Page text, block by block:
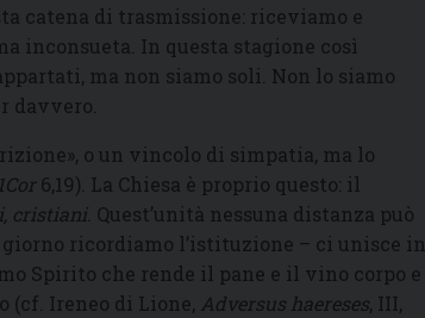
catena di trasmissione: riceviamo e
inconsueta. In questa stagione così
ma non siamo soli. Non lo siamo
davvero.
o un vincolo di simpatia, ma lo
1Cor6,19). La Chiesa è proprio questo: il
cristiani. Quest’unità nessuna distanza può
ricordiamo l’istituzione – ci unisce in
Spirito che rende il pane e il vino corpo e
(cf. Ireneo di Lione, Adversus haereses, III,